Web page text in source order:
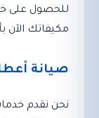
للحصول على
مكيفاتك
صيانة
نحن نقدم